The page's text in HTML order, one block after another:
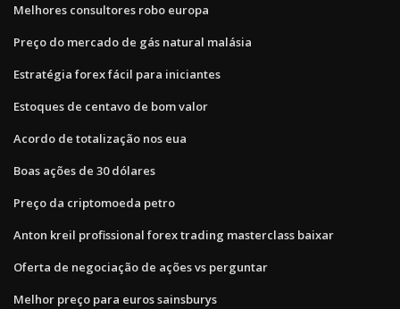
Melhores consultores robo europa
Preço do mercado de gás natural malásia
Estratégia forex fácil para iniciantes
Estoques de centavo de bom valor
Acordo de totalização nos eua
Boas ações de 30 dólares
Preço da criptomoeda petro
Anton kreil profissional forex trading masterclass baixar
Oferta de negociação de ações vs perguntar
Melhor preço para euros sainsburys